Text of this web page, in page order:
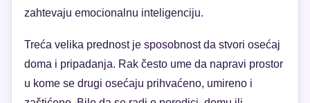
zahtevaju emocionalnu inteligenciju.
Treća velika prednost je sposobnost da stvori osećaj
doma i pripadanja. Rak često ume da napravi prostor
u kome se drugi osećaju prihvaćeno, umireno i